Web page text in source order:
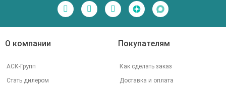
О компании
АСК-Групп
Стать дилером
Покупателям
Как сделать заказ
Доставка и оплата